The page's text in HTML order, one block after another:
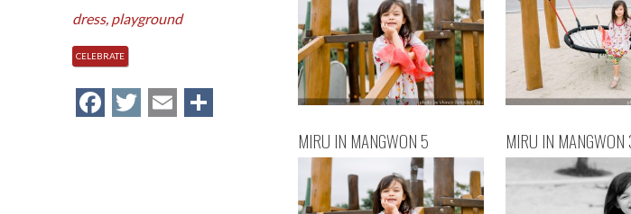
dress, playground
CELEBRATE
Facebook
Twitter
Email
MIRU IN MANGWON 5 MIRU IN MANGWON